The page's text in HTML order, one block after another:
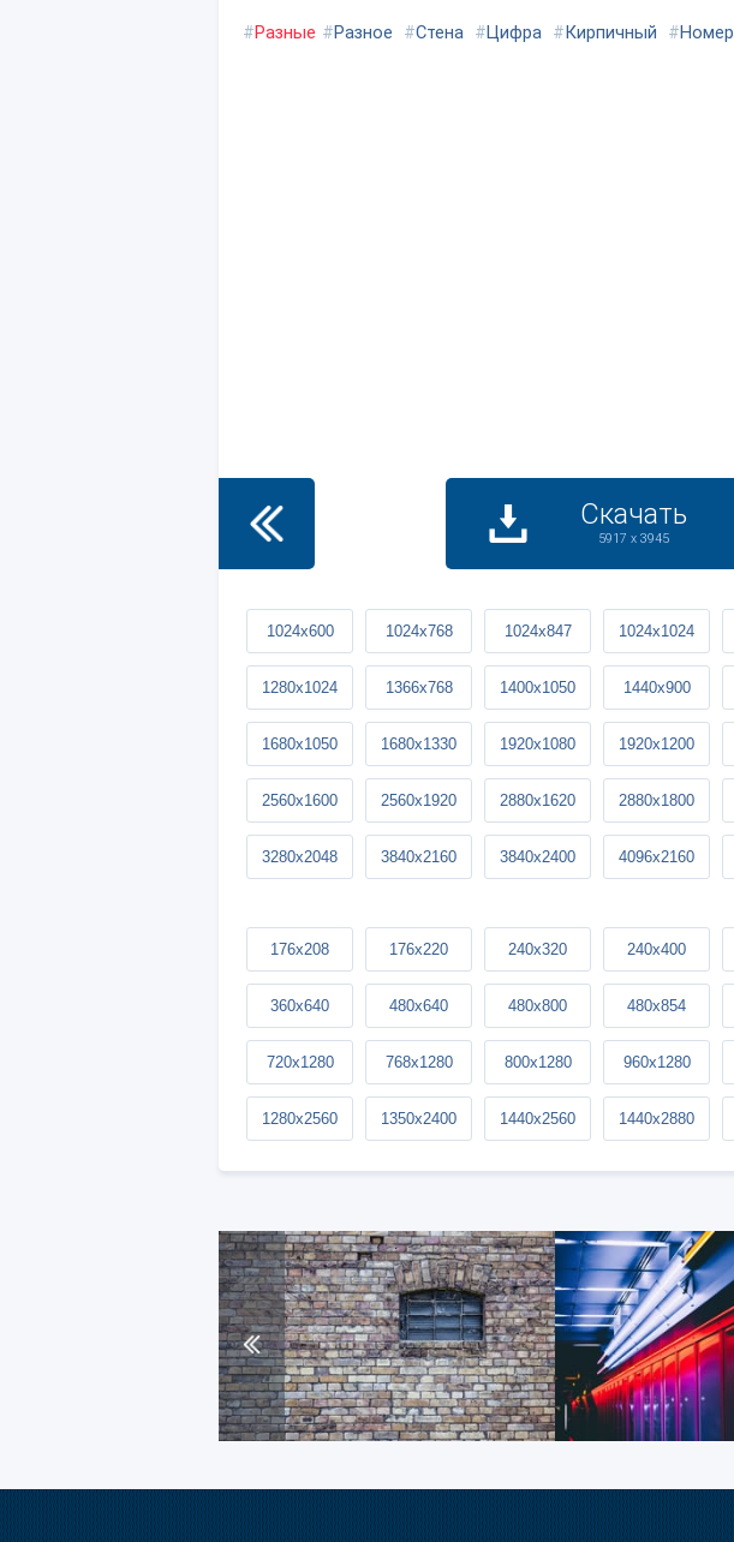
#Разные #Разное #Стена #Цифра #Кирпичный #Номер
Скачать
5917 x 3945
1024x600 1024x768 1024x847 1024x1024
1280x1024 1366x768 1400x1050 1440x900
1680x1050 1680x1330 1920x1080 1920x1200
2560x1600 2560x1920 2880x1620 2880x1800
3280x2048 3840x2160 3840x2400 4096x2160
176x208 176x220 240x320 240x400
360x640 480x640 480x800 480x854
720x1280 768x1280 800x1280 960x1280
1280x2560 1350x2400 1440x2560 1440x2880